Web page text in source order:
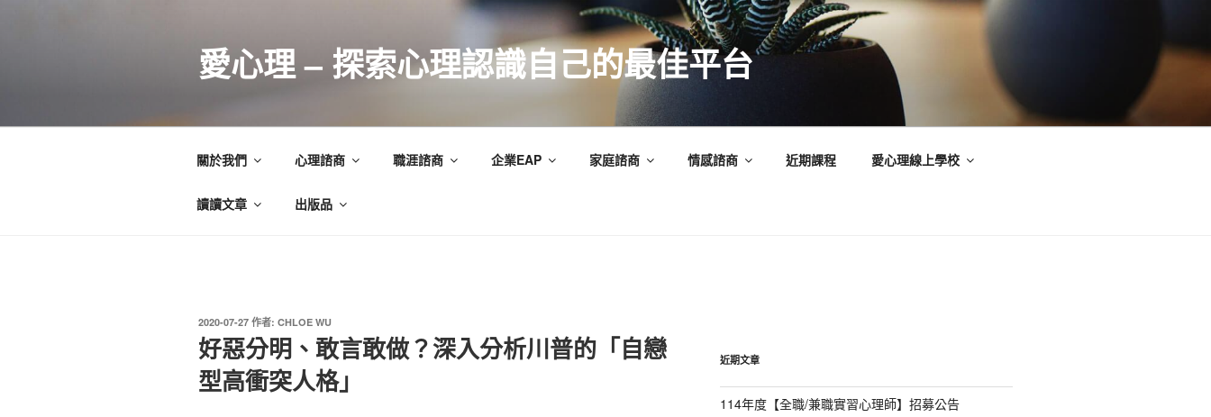
愛心理 – 探索心理認識自己的最佳平台
關於我們 心理諮商 職涯諮商 企業EAP 家庭諮商 情感諮商 近期課程 愛心理線上學校
讀讀文章 出版品
發
佈
於
2020-07-27 作者: CHLOE WU
好惡分明、敢言敢做？深入分析川普的「自戀
型高衝突人格」
近期文章
114年度【全職/兼職實習心理師】招募公告